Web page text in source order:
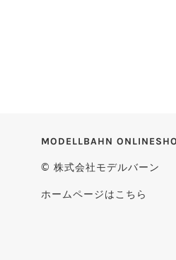
MODELLBAHN
© 株式会社モデルバーン
ホームページはこちら